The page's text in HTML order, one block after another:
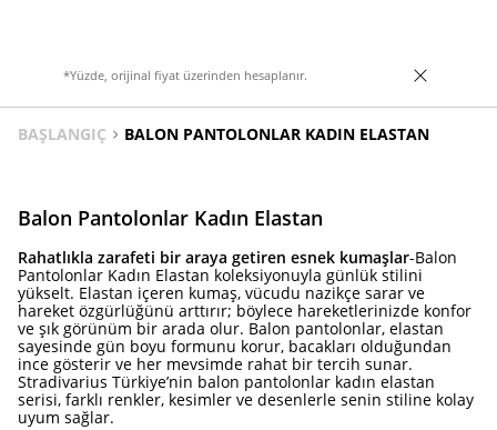
*Yüzde, orijinal fiyat üzerinden hesaplanır.
BAŞLANGIÇ BALON PANTOLONLAR KADIN ELASTAN
Balon Pantolonlar Kadın Elastan
Rahatlıkla zarafeti bir araya getiren esnek kumaşlar-Balon
Pantolonlar Kadın Elastan koleksiyonuyla günlük stilini
yükselt. Elastan içeren kumaş, vücudu nazikçe sarar ve
hareket özgürlüğünü arttırır; böylece hareketlerinizde konfor
ve şık görünüm bir arada olur. Balon pantolonlar, elastan
sayesinde gün boyu formunu korur, bacakları olduğundan
ince gösterir ve her mevsimde rahat bir tercih sunar.
Stradivarius Türkiye’nin balon pantolonlar kadın elastan
serisi, farklı renkler, kesimler ve desenlerle senin stiline kolay
uyum sağlar.